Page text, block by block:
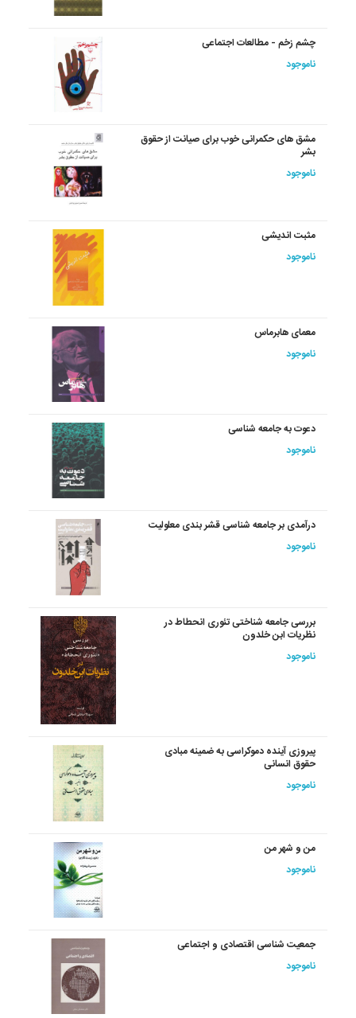
چشم زخم - مطالعات اجتماعی
ناموجود
مشق های حکمرانی خوب برای صیانت از حقوق
بشر
ناموجود
مثبت اندیشی
ناموجود
معمای هابرماس
ناموجود
دعوت به جامعه شناسی
ناموجود
درآمدی بر جامعه شناسی قشر بندی معلولیت
ناموجود
بررسی جامعه ‏شناختی‏ تئوری انحطاط در
نظریات ابن خلدون
ناموجود
پیروزی آینده دموکراسی به ضمینه مبادی
حقوق انسانی
ناموجود
من و شهر من
ناموجود
جمعیت‏ شناسی ‏اقتصادی‏ و اجتماعی‏
ناموجود